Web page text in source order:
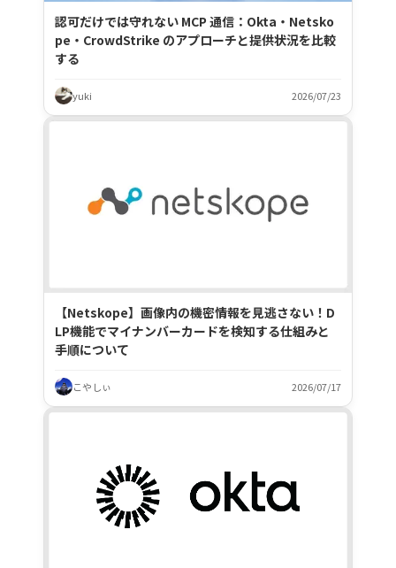
認可だけでは守れない MCP 通信：Okta・Netsko
pe・CrowdStrike のアプローチと提供状況を比較
する
yuki 2026/07/23
【Netskope】画像内の機密情報を見逃さない！D
LP機能でマイナンバーカードを検知する仕組みと
手順について
こやしぃ 2026/07/17